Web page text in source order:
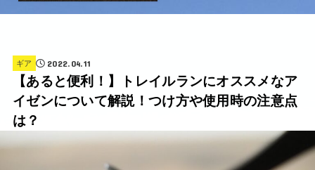
ギア 2022.04.11
【あると便利！】トレイルランにオススメなア
イゼンについて解説！つけ方や使用時の注意点
は？